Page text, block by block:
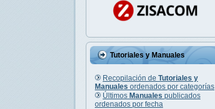
Tutoriales y Manuales
Recopilación de Tutoriales y
Manuales ordenados por categorías
Últimos Manuales publicados
ordenados por fecha